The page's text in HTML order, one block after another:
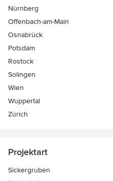
Nürnberg
Offenbach-am-Main
Osnabrück
Potsdam
Rostock
Solingen
Wien
Wuppertal
Zürich
Projektart
Sickergruben